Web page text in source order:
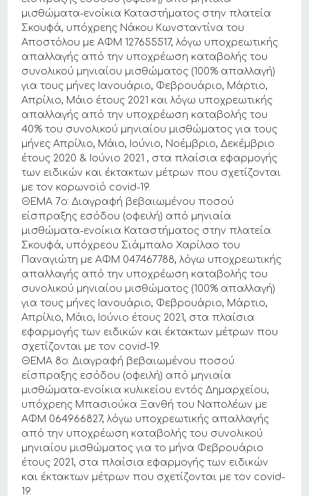
μισθώματα-ενοίκια Καταστήματος στην πλατεία
Σκουφά, υπόχρεης Νάκου Κωνσταντίνα του
Αποστόλου με ΑΦΜ 127655517, λόγω υποχρεωτικής
απαλλαγής από την υποχρέωση καταβολής του
συνολικού μηνιαίου μισθώματος (100% απαλλαγή)
για τους μήνες Ιανουάριο, Φεβρουάριο, Μάρτιο,
Απρίλιο, Μάιο έτους 2021 και λόγω υποχρεωτικής
απαλλαγής από την υποχρέωση καταβολής του
40% του συνολικού μηνιαίου μισθώματος για τους
μήνες Απρίλιο, Μάιο, Ιούνιο, Νοέμβριο, Δεκέμβριο
έτους 2020 & Ιούνιο 2021 , στα πλαίσια εφαρμογής
των ειδικών και έκτακτων μέτρων που σχετίζονται
με τον κορωνοϊό covid-19.
ΘΕΜΑ 7ο: Διαγραφή βεβαιωμένου ποσού
είσπραξης εσόδου (οφειλή) από μηνιαία
μισθώματα-ενοίκια Καταστήματος στην πλατεία
Σκουφά, υπόχρεου Σιάμπαλο Χαρίλαο του
Παναγιώτη με ΑΦΜ 047467788, λόγω υποχρεωτικής
απαλλαγής από την υποχρέωση καταβολής του
συνολικού μηνιαίου μισθώματος (100% απαλλαγή)
για τους μήνες Ιανουάριο, Φεβρουάριο, Μάρτιο,
Απρίλιο, Μάιο, Ιούνιο έτους 2021, στα πλαίσια
εφαρμογής των ειδικών και έκτακτων μέτρων που
σχετίζονται με τον covid-19.
ΘΕΜΑ 8ο: Διαγραφή βεβαιωμένου ποσού
είσπραξης εσόδου (οφειλή) από μηνιαία
μισθώματα-ενοίκια κυλικείου εντός Δημαρχείου,
υπόχρεης Μπασιούκα Ξανθή του Ναπολέων με
ΑΦΜ 064966827, λόγω υποχρεωτικής απαλλαγής
από την υποχρέωση καταβολής του συνολικού
μηνιαίου μισθώματος για το μήνα Φεβρουάριο
έτους 2021, στα πλαίσια εφαρμογής των ειδικών
και έκτακτων μέτρων που σχετίζονται με τον covid-
19.